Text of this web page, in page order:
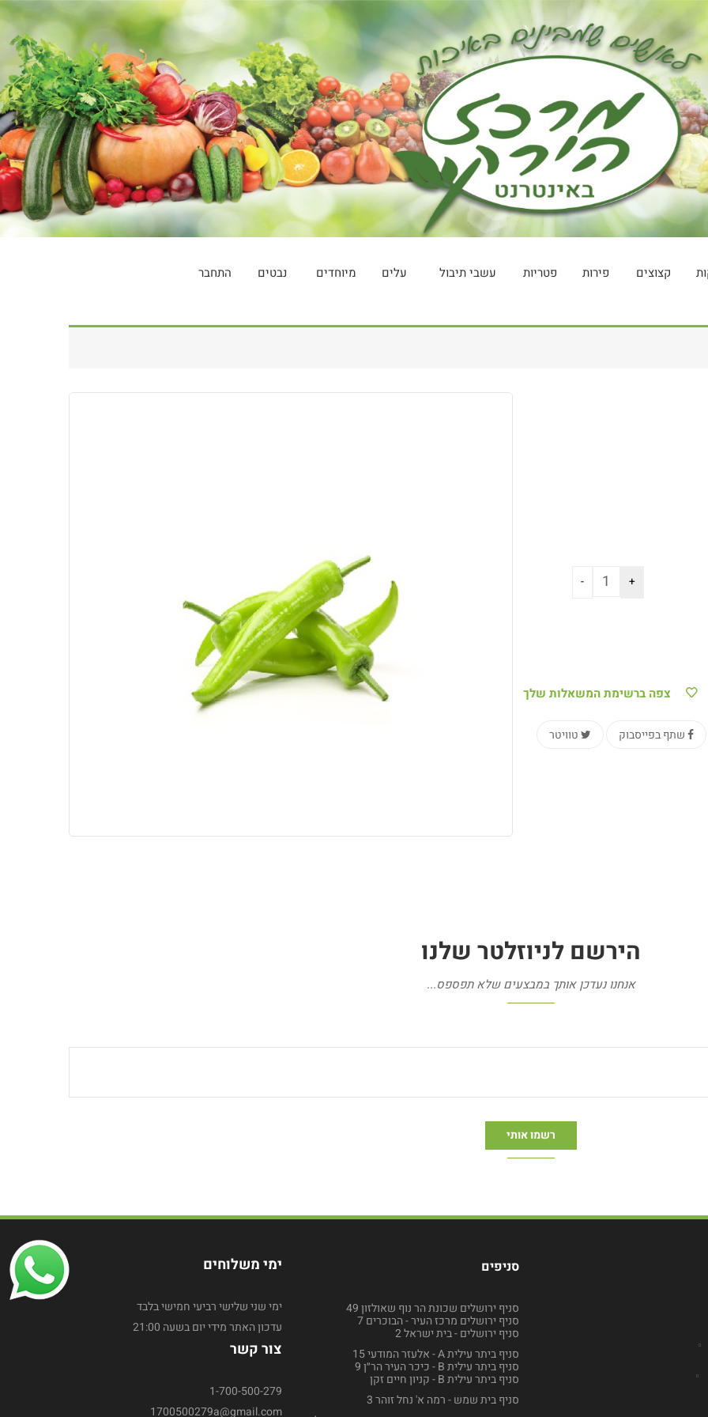
קצוצים פירות פטריות עשבי תיבול עלים מיוחדים נבטים התחבר
צפה ברשימת המשאלות שלך
טוויטר שתף בפייסבוק
הירשם לניוזלטר שלנו
אנחנו נעדכן אותך במבצעים שלא תפספס...
ימי משלוחים
ימי שני שלישי רביעי חמישי בלבד
עדכון האתר מידי יום בשעה 21:00
צור קשר
1-700-500-279
1700500279a@gmail.com
סניפים
סניף ירושלים שכונת הר נוף שאולזון 49
סניף ירושלים מרכז העיר - הבוכרים 7
סניף ירושלים - בית ישראל 2
סניף ביתר עילית A - אלעזר המודעי 15
סניף ביתר עילית B - כיכר העיר הר״ן 9
סניף ביתר עילית B - קניון חיים זקן
סניף בית שמש - רמה א' נחל זוהר 3